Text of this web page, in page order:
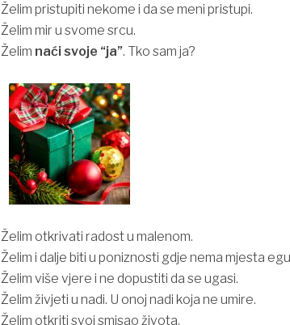
Želim pristupiti nekome i da se meni pristupi.
Želim mir u svome srcu.
Želim naći svoje “ja”. Tko sam ja?
Želim otkrivati radost u malenom.
Želim i dalje biti u poniznosti gdje nema mjesta
Želim više vjere i ne dopustiti da se ugasi.
Želim živjeti u nadi. U onoj nadi koja ne umire.
Želim otkriti svoj smisao života.